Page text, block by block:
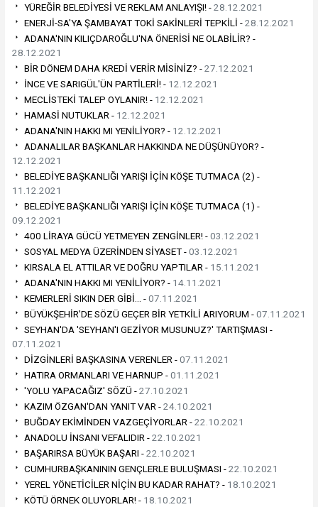
YÜREĞİR BELEDİYESİ VE REKLAM ANLAYIŞI! -28.12.2021
ENERJİ-SA'YA ŞAMBAYAT TOKİ SAKİNLERİ TEPKİLİ -28.12.2021
ADANA'NIN KILIÇDAROĞLU'NA ÖNERİSİ NE OLABİLİR? -
28.12.2021
BİR DÖNEM DAHA KREDİ VERİR MİSİNİZ? -27.12.2021
İNCE VE SARIGÜL'ÜN PARTİLERİ! - 12.12.2021
MECLİSTEKİ TALEP OYLANIR! - 12.12.2021
HAMASİ NUTUKLAR - 12.12.2021
ADANA'NIN HAKKI MI YENİLİYOR? - 12.12.2021
ADANALILAR BAŞKANLAR HAKKINDA NE DÜŞÜNÜYOR? -
12.12.2021
BELEDİYE BAŞKANLIĞI YARIŞI İÇİN KÖŞE TUTMACA (2) -
11.12.2021
BELEDİYE BAŞKANLIĞI YARIŞI İÇİN KÖŞE TUTMACA (1) -
09.12.2021
400 LİRAYA GÜCÜ YETMEYEN ZENGİNLER! -03.12.2021
SOSYAL MEDYA ÜZERİNDEN SİYASET -03.12.2021
KIRSALA EL ATTILAR VE DOĞRU YAPTILAR - 15.11.2021
ADANA'NIN HAKKI MI YENİLİYOR? - 14.11.2021
KEMERLERİ SIKIN DER GİBİ… -07.11.2021
BÜYÜKŞEHİR'DE SÖZÜ GEÇER BİR YETKİLİ ARIYORUM -07.11.2021
SEYHAN'DA 'SEYHAN'I GEZİYOR MUSUNUZ?' TARTIŞMASI -
07.11.2021
DİZGİNLERİ BAŞKASINA VERENLER -07.11.2021
HATIRA ORMANLARI VE HARNUP -01.11.2021
'YOLU YAPACAĞIZ' SÖZÜ -27.10.2021
KAZIM ÖZGAN'DAN YANIT VAR -24.10.2021
BUĞDAY EKİMİNDEN VAZGEÇİYORLAR -22.10.2021
ANADOLU İNSANI VEFALIDIR -22.10.2021
BAŞARIRSA BÜYÜK BAŞARI -22.10.2021
CUMHURBAŞKANININ GENÇLERLE BULUŞMASI -22.10.2021
YEREL YÖNETİCİLER NİÇİN BU KADAR RAHAT? - 18.10.2021
KÖTÜ ÖRNEK OLUYORLAR! - 18.10.2021